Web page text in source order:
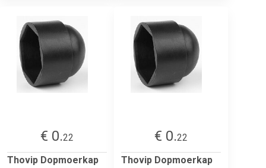
€ 0.22
Thovip Dopmoerkap
€ 0.22
Thovip Dopmoerkap